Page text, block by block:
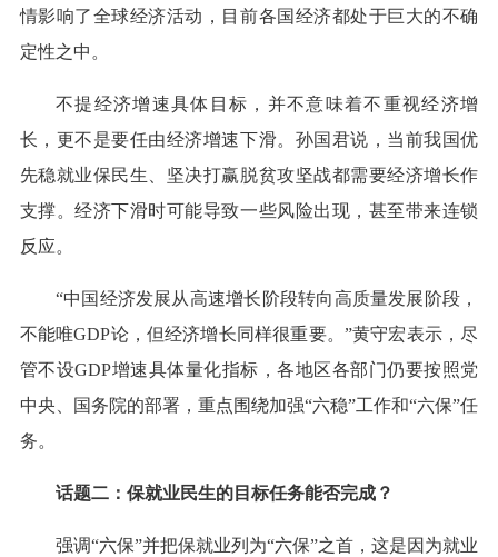
情影响了全球经济活动，目前各国经济都处于巨大的不确
定性之中。
不提经济增速具体目标，并不意味着不重视经济增
长，更不是要任由经济增速下滑。孙国君说，当前我国优
先稳就业保民生、坚决打赢脱贫攻坚战都需要经济增长作
支撑。经济下滑时可能导致一些风险出现，甚至带来连锁
反应。
“中国经济发展从高速增长阶段转向高质量发展阶段，
不能唯GDP论，但经济增长同样很重要。”黄守宏表示，尽
管不设GDP增速具体量化指标，各地区各部门仍要按照党
中央、国务院的部署，重点围绕加强“六稳”工作和“六保”任
务。
话题二：保就业民生的目标任务能否完成？
强调“六保”并把保就业列为“六保”之首，这是因为就业